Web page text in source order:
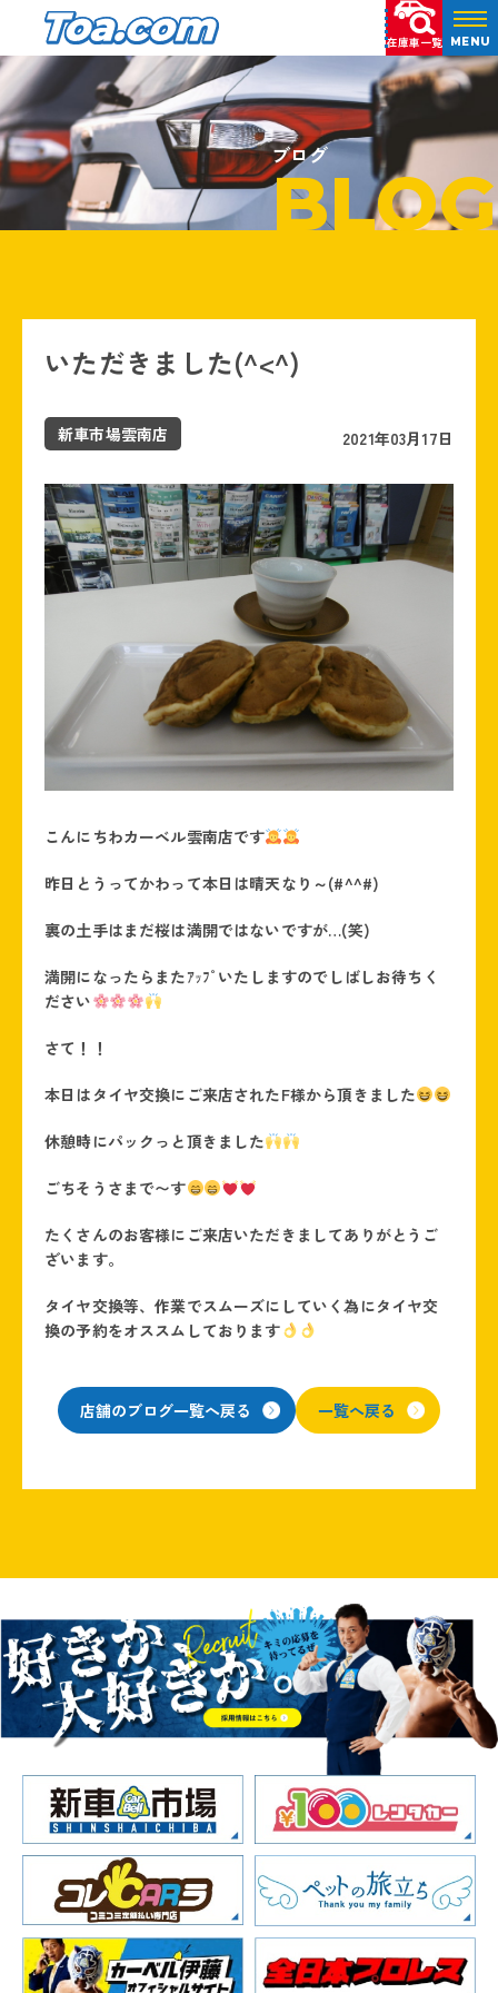
在庫車一覧 MENU
ブログ
BLOG
いただきました(^<^)
新車市場雲南店 2021年03月17日
こんにちわカーベル雲南店です
昨日とうってかわって本日は晴天なり～(#^^#)
裏の土手はまだ桜は満開ではないですが…(笑)
満開になったらまたｱｯﾌﾟいたしますのでしばしお待ちく
ださい
さて！！
本日はタイヤ交換にご来店されたF様から頂きました
休憩時にパックっと頂きました
ごちそうさまで〜す
たくさんのお客様にご来店いただきましてありがとうご
ざいます。
タイヤ交換等、作業でスムーズにしていく為にタイヤ交
換の予約をオススムしております
店舗のブログ一覧へ戻る 一覧へ戻る